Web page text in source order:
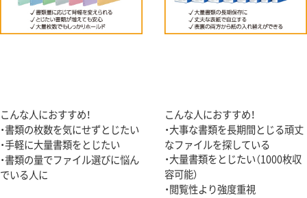
こんな人におすすめ！
・書類の枚数を気にせずとじたい
・手軽に大量書類をとじたい
・書類の量でファイル選びに悩ん
でいる人に
こんな人におすすめ！
・大事な書類を長期間とじる頑丈
なファイルを探している
・大量書類をとじたい（1000枚収
容可能）
・閲覧性より強度重視